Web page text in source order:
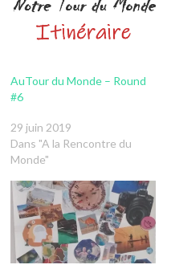
AuTour du Monde – Round
#6
29 juin 2019
Dans "A la Rencontre du
Monde"